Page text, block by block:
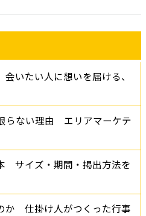
いたい人に想いを届ける、
らない理由 エリアマーケテ
サイズ・期間・掲出方法を
か 仕掛け人がつくった行事